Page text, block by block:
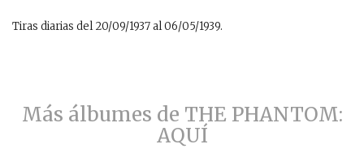
Tiras diarias del 20/09/1937 al 06/05/1939.
Más álbumes de THE PHANTOM:
AQUÍ